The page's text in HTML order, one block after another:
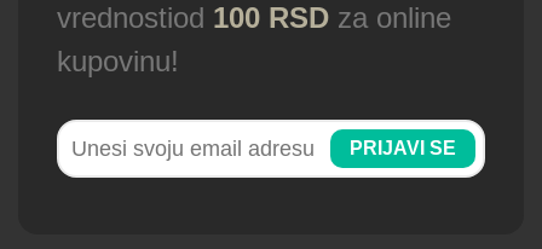
vrednostiod 100 RSD za online
kupovinu!
PRIJAVI SE